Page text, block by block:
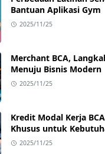
Bantuan Aplikasi Gym
2025/11/25
Merchant BCA,
Menuju Bisnis Modern
2025/11/25
Kredit Modal Kerja
Khusus untuk
2025/11/25